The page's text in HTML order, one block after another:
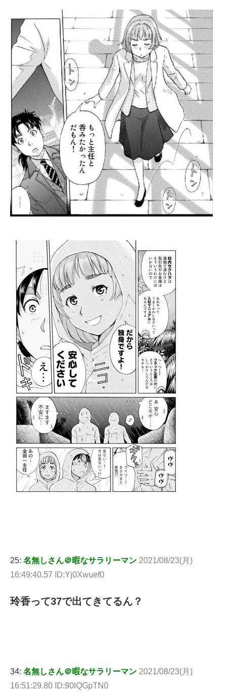
25: 名無しさん＠暇なサラリーマン 2021/08/23(月)
16:49:40.57 ID:Yj0Xwuef0
玲香って37で出てきてるん？
34: 名無しさん＠暇なサラリーマン 2021/08/23(月)
16:51:29.80 ID:90lQGpTN0